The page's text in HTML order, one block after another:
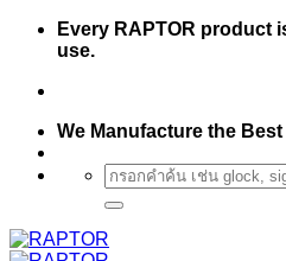
Skip
Every RAPTOR product
use.
We Manufacture the
Search
for: